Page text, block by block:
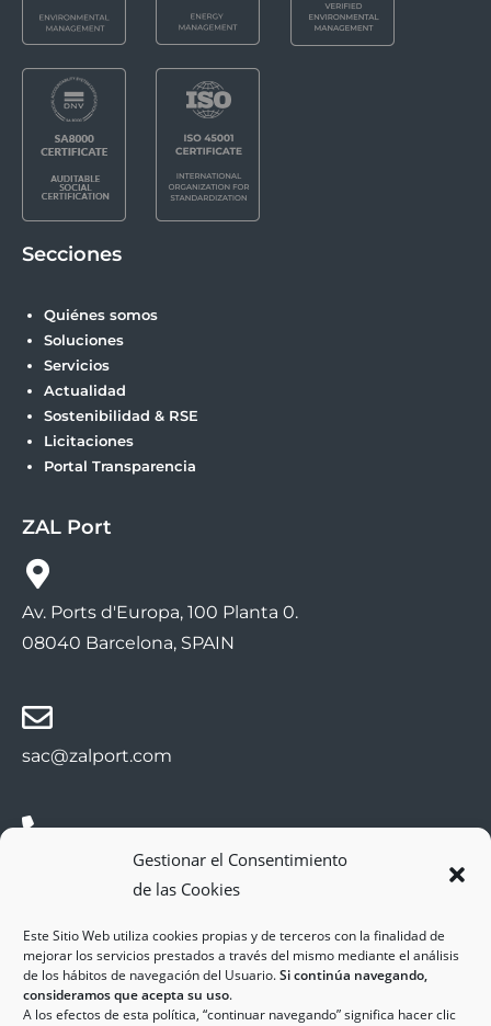
Gestionar el Consentimiento
de las Cookies
Este Sitio Web utiliza cookies propias y de terceros con la finalidad de
mejorar los servicios prestados a través del mismo mediante el análisis
de los hábitos de navegación del Usuario.Si continúa navegando,
consideramos que acepta su uso.
A los efectos de esta política, “continuar navegando” significa hacer clic
Secciones
Quiénes somos
Soluciones
Servicios
Actualidad
Sostenibilidad & RSE
Licitaciones
Portal Transparencia
ZAL Port
Av. Ports d'Europa, 100 Planta 0.
08040 Barcelona, SPAIN
sac@zalport.com
(+34) 93 552 58 26